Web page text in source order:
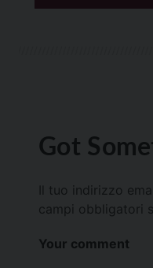
Got
Il tuo indirizzo
campi obbligatori
Your comment